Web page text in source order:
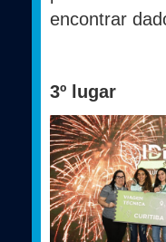
encontrar
3º lugar